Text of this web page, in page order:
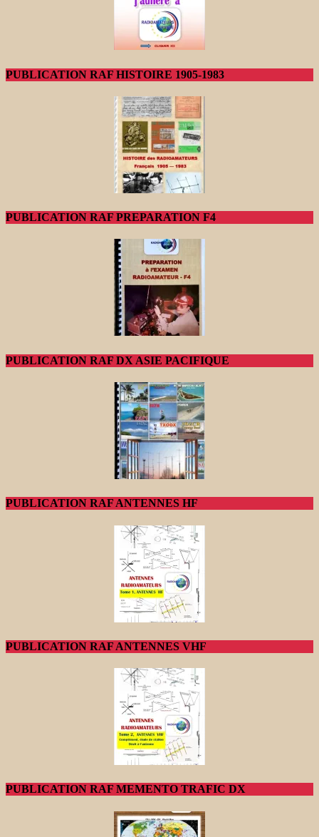
PUBLICATION RAF HISTOIRE 1905-1983
PUBLICATION RAF PREPARATION F4
PUBLICATION RAF DX ASIE PACIFIQUE
PUBLICATION RAF ANTENNES HF
PUBLICATION RAF ANTENNES VHF
PUBLICATION RAF MEMENTO TRAFIC DX